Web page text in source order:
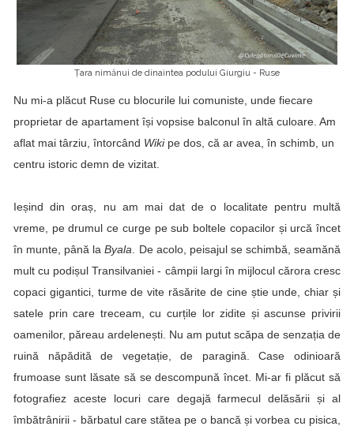
Țara nimănui de dinaintea podului Giurgiu - Ruse
Nu mi-a plăcut Ruse cu blocurile lui comuniste, unde fiecare
proprietar de apartament își vopsise balconul în altă culoare. Am
aflat mai târziu, întorcând Wikipe dos, că ar avea, în schimb, un
centru istoric demn de vizitat.
Ieșind din oraș, nu am mai dat de o localitate pentru multă
vreme, pe drumul ce curge pe sub boltele copacilor și urcă încet
în munte, până laByala. De acolo, peisajul se schimbă, seamănă
mult cu podișul Transilvaniei - câmpii largi în mijlocul cărora cresc
copaci gigantici, turme de vite răsărite de cine știe unde, chiar și
satele prin care treceam, cu curțile lor zidite și ascunse privirii
oamenilor, păreau ardelenești. Nu am putut scăpa de senzația de
ruină năpădită de vegetație, de paragină. Case odinioară
frumoase sunt lăsate să se descompună încet. Mi-ar fi plăcut să
fotografiez aceste locuri care degajă farmecul delăsării și al
îmbătrânirii - bărbatul care stătea pe o bancă și vorbea cu pisica,